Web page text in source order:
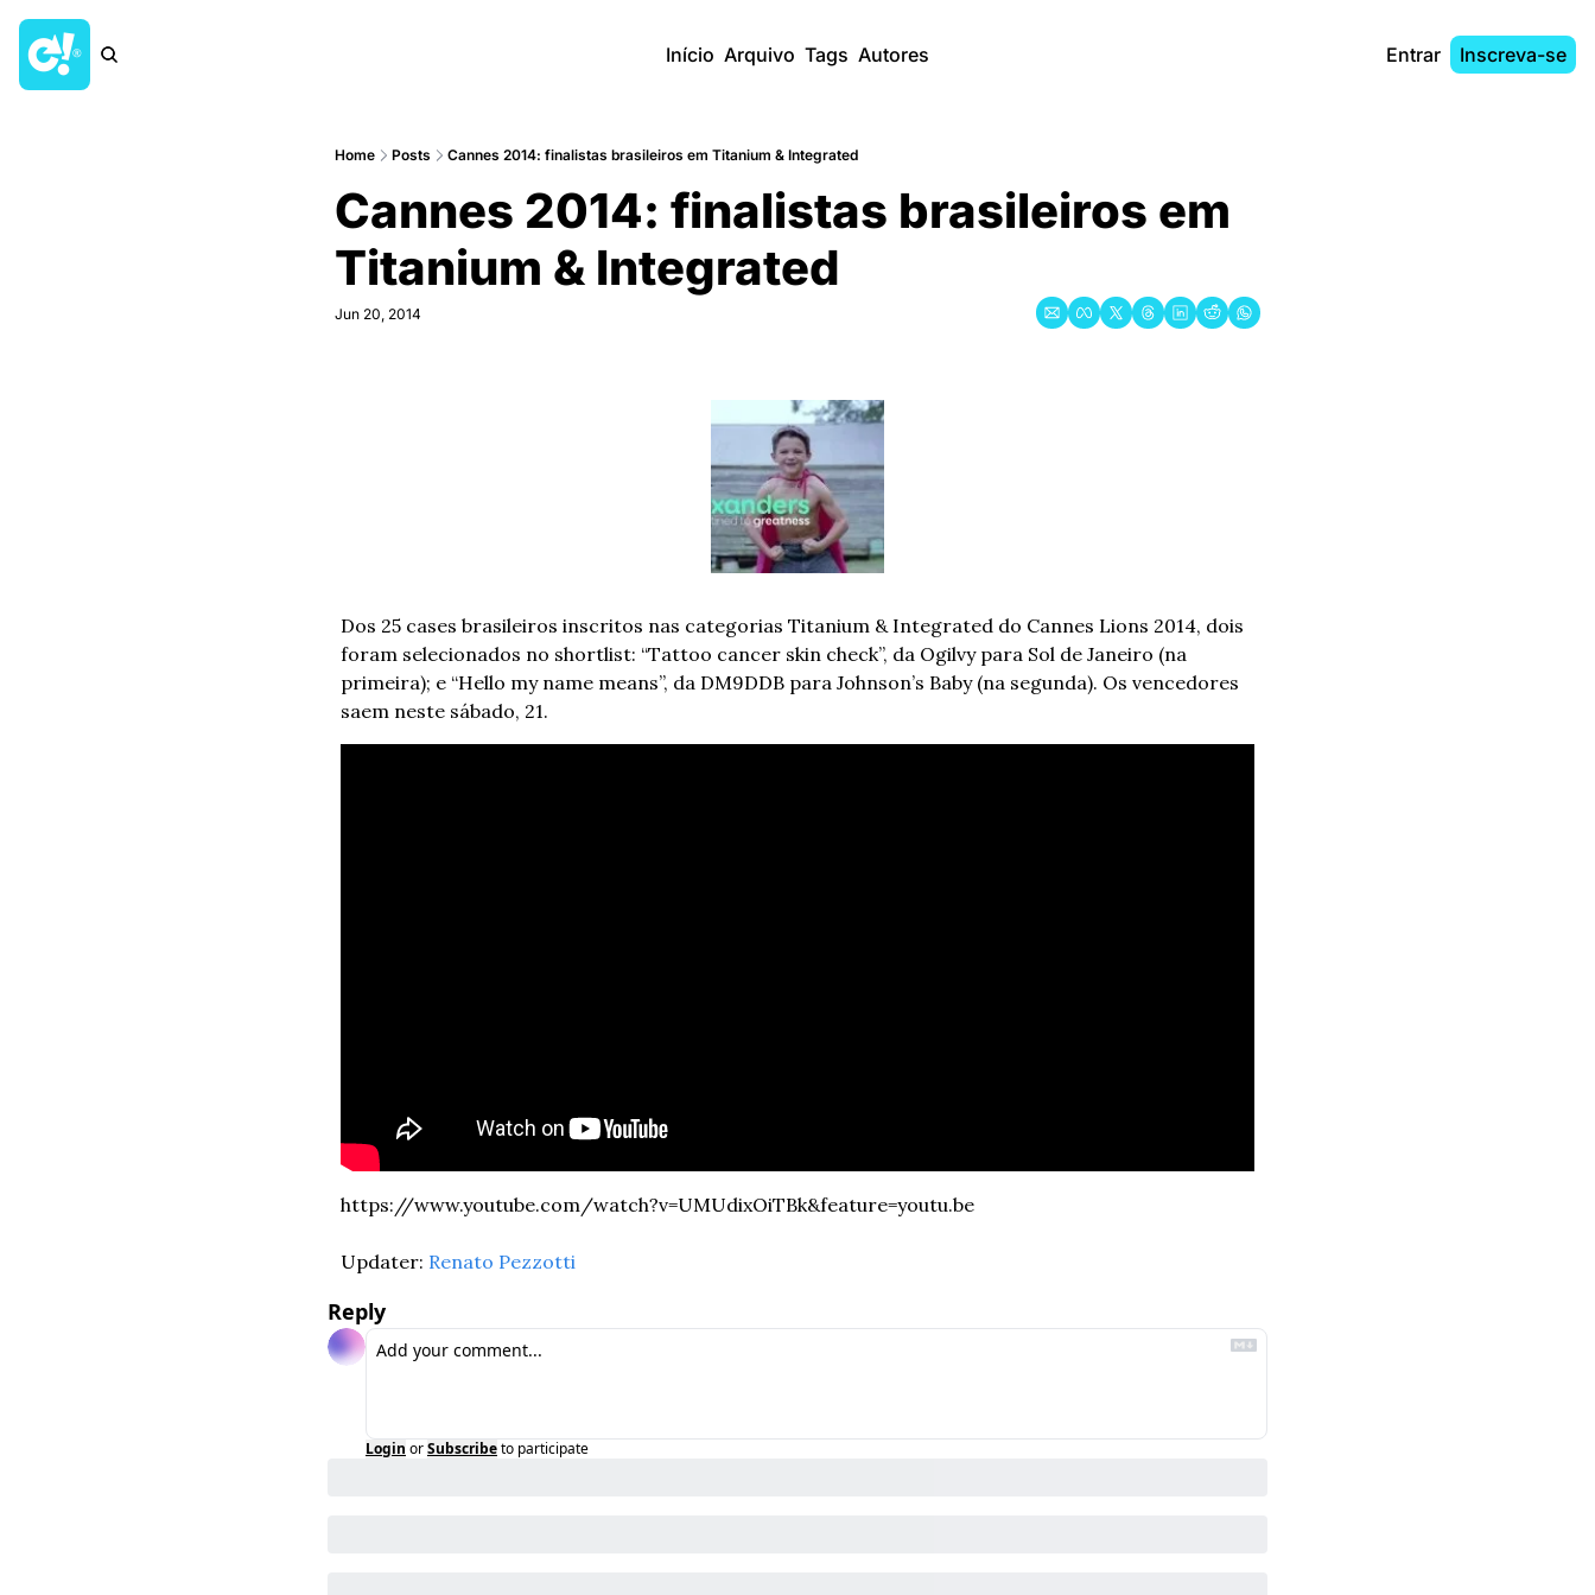
Início Arquivo Tags Autores Entrar Inscreva-se
Home Posts Cannes 2014: finalistas brasileiros em Titanium & Integrated
Cannes 2014: finalistas brasileiros em
Titanium & Integrated
Jun 20, 2014
Dos 25 cases brasileiros inscritos nas categorias Titanium & Integrated do Cannes Lions 2014, dois
foram selecionados no shortlist: “Tattoo cancer skin check”, da Ogilvy para Sol de Janeiro (na
primeira); e “Hello my name means”, da DM9DDB para Johnson’s Baby (na segunda). Os vencedores
saem neste sábado, 21.
https://www.youtube.com/watch?v=UMUdixOiTBk&feature=youtu.be
Updater: Renato Pezzotti
Reply
Login orSubscribeto participate